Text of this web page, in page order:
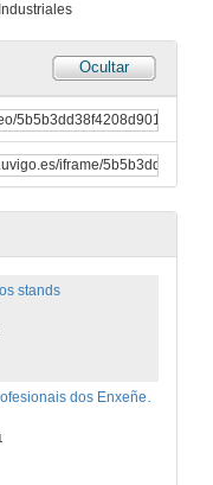
Ocultar
stands